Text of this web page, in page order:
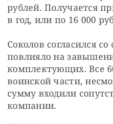
рублей. Получается
в год, или по 16 000
Соколов согласился
повлияло на
комплектующих. Все
воинской части,
сумму входили
компании.